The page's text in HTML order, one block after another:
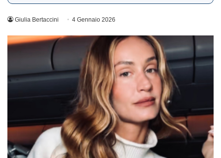
Giulia Bertaccini 4 Gennaio 2026